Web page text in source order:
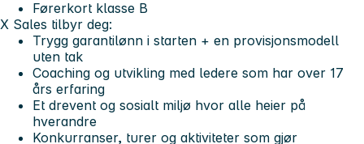
Førerkort klasse B
X Sales tilbyr deg:
Trygg garantilønn i starten + en provisjonsmodell
uten tak
Coaching og utvikling med ledere som har over 17
års erfaring
Et drevent og sosialt miljø hvor alle heier på
hverandre
Konkurranser, turer og aktiviteter som gjør